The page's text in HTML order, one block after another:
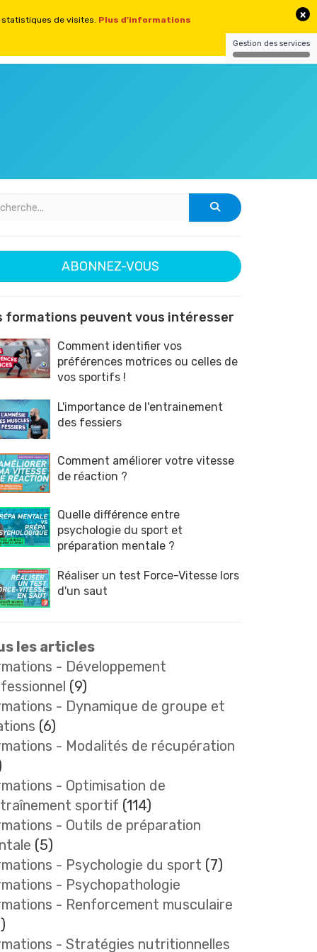
ABONNEZ-VOUS
formations peuvent vous intéresser
Comment identifier vos
préférences motrices ou celles de
vos sportifs !
L'importance de l'entrainement
des fessiers
Comment améliorer votre vitesse
de réaction ?
Quelle différence entre
psychologie du sport et
préparation mentale ?
Réaliser un test Force-Vitesse lors
d'un saut
les articles
- Développement
(9)
- Dynamique de groupe et
(6)
- Modalités de récupération
- Optimisation de
sportif (114)
- Outils de préparation
(5)
- Psychologie du sport (7)
- Psychopathologie
- Renforcement musculaire
- Stratégies nutritionnelles